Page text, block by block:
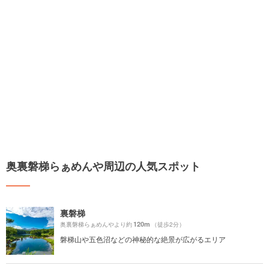
奥裏磐梯らぁめんや周辺の人気スポット
裏磐梯
奥裏磐梯らぁめんやより約120m （徒歩2分）
磐梯山や五色沼などの神秘的な絶景が広がるエリア